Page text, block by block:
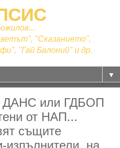
"Сказанието",
"Гай Балоний" и др.
▼
ДАНС или ГДБОП
от НАП...
същите
изпълнители, на